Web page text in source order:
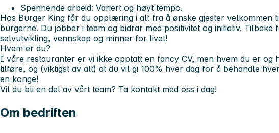
Spennende arbeid: Variert og høyt tempo.
Hos Burger King får du opplæring i alt fra å ønske gjester velkommen
burgerne. Du jobber i team og bidrar med positivitet og initiativ. Tilbake
selvutvikling, vennskap og minner for livet!
Hvem er du?
I våre restauranter er vi ikke opptatt en fancy CV, men hvem du er og
tilføre, og (viktigst av alt) at du vil gi 100% hver dag for å behandle
en konge!
Vil du bli en del av vårt team? Ta kontakt med oss i dag!
Om bedriften